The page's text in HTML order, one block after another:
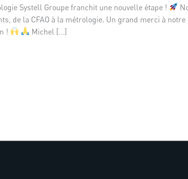
Systell Groupe franchit une nouvelle étape !
de la CFAO à la métrologie. Un grand merci à
!
Michel […]